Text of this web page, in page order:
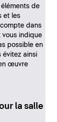
de
et les
dans
vous indique
possible en
évitez ainsi
œuvre
la salle